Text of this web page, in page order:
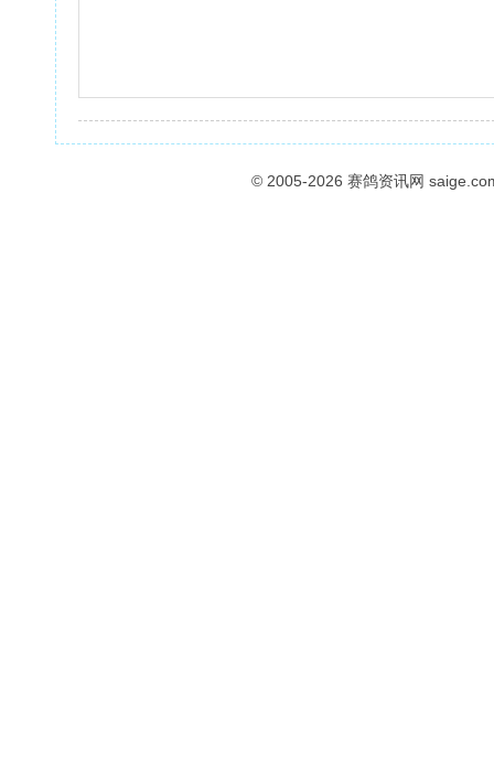
© 2005-2026 赛鸽资讯网